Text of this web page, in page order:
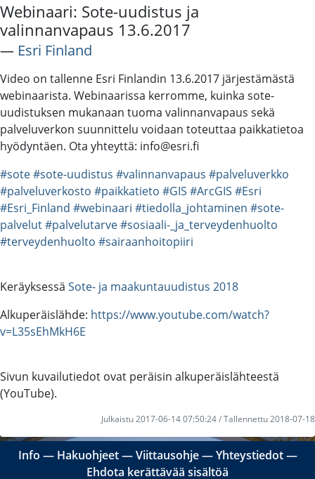
Webinaari: Sote-uudistus ja
valinnanvapaus 13.6.2017
― Esri Finland
Video on tallenne Esri Finlandin 13.6.2017 järjestämästä
webinaarista. Webinaarissa kerromme, kuinka sote-
uudistuksen mukanaan tuoma valinnanvapaus sekä
palveluverkon suunnittelu voidaan toteuttaa paikkatietoa
hyödyntäen. Ota yhteyttä: info@esri.fi
#sote#sote-uudistus #valinnanvapaus #palveluverkko
#palveluverkosto #paikkatieto #GIS #ArcGIS #Esri
#Esri_Finland #webinaari #tiedolla_johtaminen #sote-
palvelut#palvelutarve#sosiaali-_ja_terveydenhuolto
#terveydenhuolto #sairaanhoitopiiri
Keräyksessä Sote- ja maakuntauudistus 2018
Alkuperäislähde: https://www.youtube.com/watch?
v=L35sEhMkH6E
Sivun kuvailutiedot ovat peräisin alkuperäislähteestä
(YouTube).
Julkaistu 2017-06-14 07:50:24 / Tallennettu 2018-07-18
Info ― Hakuohjeet―Viittausohje―Yhteystiedot―
Ehdota kerättävää sisältöä